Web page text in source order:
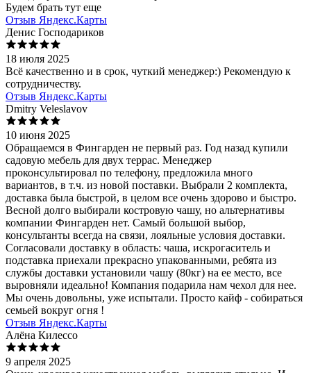
Будем брать тут еще
Отзыв Яндекс.Карты
Денис Господариков
18 июля 2025
Всё качественно и в срок, чуткий менеджер:) Рекомендую к
сотрудничеству.
Отзыв Яндекс.Карты
Dmitry Veleslavov
10 июня 2025
Обращаемся в Фингарден не первый раз. Год назад купили
садовую мебель для двух террас. Менеджер
проконсультировал по телефону, предложила много
вариантов, в т.ч. из новой поставки. Выбрали 2 комплекта,
доставка была быстрой, в целом все очень здорово и быстро.
Весной долго выбирали костровую чашу, но альтернативы
компании Фингарден нет. Самый большой выбор,
консультанты всегда на связи, лояльные условия доставки.
Согласовали доставку в область: чаша, искрогаситель и
подставка приехали прекрасно упакованными, ребята из
службы доставки установили чашу (80кг) на ее место, все
выровняли идеально! Компания подарила нам чехол для нее.
Мы очень довольны, уже испытали. Просто кайф - собираться
семьей вокруг огня !
Отзыв Яндекс.Карты
Алёна Килессо
9 апреля 2025